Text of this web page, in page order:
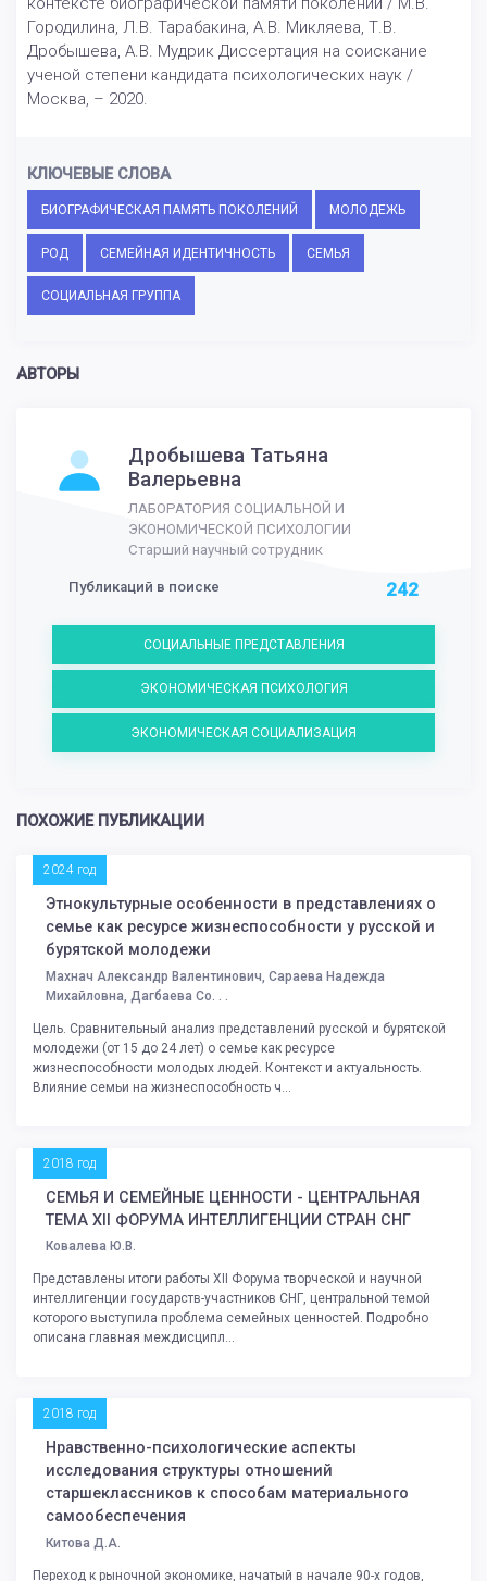
Городилина, Л.В. Тарабакина, А.В. Микляева, Т.В.
Дробышева, А.В. Мудрик Диссертация на соискание
ученой степени кандидата психологических наук /
Москва, – 2020.
КЛЮЧЕВЫЕ СЛОВА
БИОГРАФИЧЕСКАЯ ПАМЯТЬ ПОКОЛЕНИЙ МОЛОДЕЖЬ
РОД СЕМЕЙНАЯ ИДЕНТИЧНОСТЬ СЕМЬЯ
СОЦИАЛЬНАЯ ГРУППА
АВТОРЫ
Дробышева Татьяна
Валерьевна
ЛАБОРАТОРИЯ СОЦИАЛЬНОЙ И
ЭКОНОМИЧЕСКОЙ ПСИХОЛОГИИ
Старший научный сотрудник
Публикаций в поиске 242
СОЦИАЛЬНЫЕ ПРЕДСТАВЛЕНИЯ
ЭКОНОМИЧЕСКАЯ ПСИХОЛОГИЯ
ЭКОНОМИЧЕСКАЯ СОЦИАЛИЗАЦИЯ
ПОХОЖИЕ ПУБЛИКАЦИИ
2024 год
Этнокультурные особенности в представлениях о
семье как ресурсе жизнеспособности у русской и
бурятской молодежи
Махнач Александр Валентинович, Сараева Надежда
Михайловна, Дагбаева Со. . .
Цель. Сравнительный анализ представлений русской и бурятской
молодежи (от 15 до 24 лет) о семье как ресурсе
жизнеспособности молодых людей. Контекст и актуальность.
Влияние семьи на жизнеспособность ч...
2018 год
СЕМЬЯ И СЕМЕЙНЫЕ ЦЕННОСТИ - ЦЕНТРАЛЬНАЯ
ТЕМА XII ФОРУМА ИНТЕЛЛИГЕНЦИИ СТРАН СНГ
Ковалева Ю.В.
Представлены итоги работы XII Форума творческой и научной
интеллигенции государств-участников СНГ, центральной темой
которого выступила проблема семейных ценностей. Подробно
описана главная междисципл...
2018 год
Нравственно-психологические аспекты
исследования структуры отношений
старшеклассников к способам материального
самообеспечения
Китова Д.А.
Переход к рыночной экономике, начатый в начале 90-х годов,